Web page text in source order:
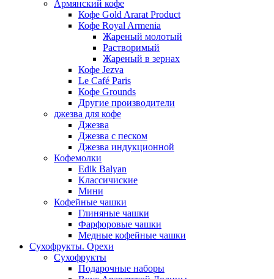
Армянский кофе
Кофе Gold Ararat Product
Кофе Royal Armenia
Жареный молотый
Растворимый
Жареный в зернах
Кофе Jezva
Le Café Paris
Кофе Grounds
Другие производители
джезва для кофе
Джезва
Джезва с песком
Джезва индукционной
Кофемолки
Edik Balyan
Классичиские
Мини
Кофейные чашки
Глиняные чашки
Фарфоровые чашки
Медные кофейные чашки
Сухофрукты. Орехи
Сухофрукты
Подарочные наборы